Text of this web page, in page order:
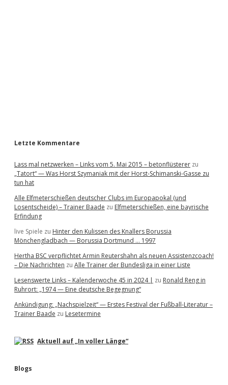
Letzte Kommentare
Lass mal netzwerken – Links vom 5. Mai 2015 – betonflüsterer zu
„Tatort“ — Was Horst Szymaniak mit der Horst-Schimanski-Gasse zu
tun hat
Alle Elfmeterschießen deutscher Clubs im Europapokal (und
Losentscheide) – Trainer Baade zu Elfmeterschießen, eine bayrische
Erfindung
live Spiele zu Hinter den Kulissen des Knallers Borussia
Mönchengladbach — Borussia Dortmund … 1997
Hertha BSC verpflichtet Armin Reutershahn als neuen Assistenzcoach!
– Die Nachrichten zu Alle Trainer der Bundesliga in einer Liste
Lesenswerte Links – Kalenderwoche 45 in 2024 | zu Ronald Reng in
Ruhrort: „1974 — Eine deutsche Begegnung“
Ankündigung: „Nachspielzeit“ — Erstes Festival der Fußball-Literatur –
Trainer Baade zu Lesetermine
Aktuell auf „In voller Länge“
Blogs